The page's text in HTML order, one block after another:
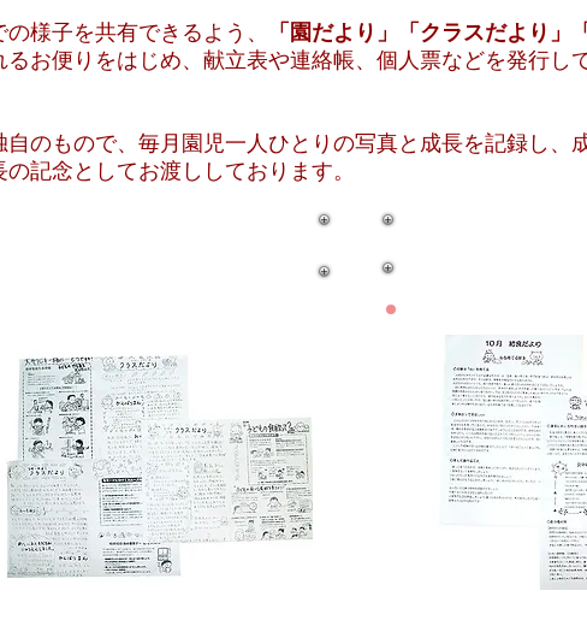
様子を共有できるよう、
「園だより」「クラスだより」
るお便りをはじめ、献立表や連絡帳、個人票などを発行し
のもので、毎月園児一人ひとりの写真と成長を記録し、
記念としてお渡ししております。
ラスだより